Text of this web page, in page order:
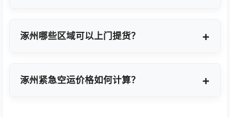
涿州哪些区域可以上门提货？
涿州紧急空运价格如何计算？